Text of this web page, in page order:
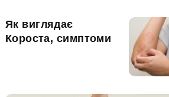
Як виглядає
Короста, симптоми